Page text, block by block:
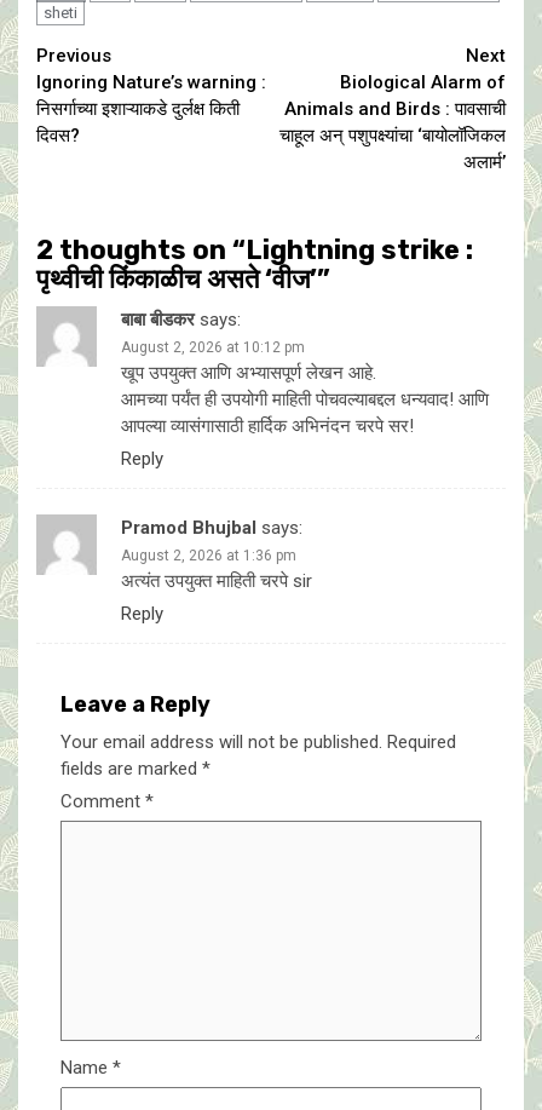
sheti
Continue
Reading
Previous
Ignoring Nature’s warning :
निसर्गाच्या इशाऱ्याकडे दुर्लक्ष किती
दिवस?
Next
Biological Alarm of
Animals and Birds : पावसाची
चाहूल अन् पशुपक्ष्यांचा ‘बायोलॉजिकल
अलार्म’
2 thoughts on “Lightning strike :
पृथ्वीची किंकाळीच असते ‘वीज’”
बाबा बीडकर says:
August 2, 2026 at 10:12 pm
खूप उपयुक्त आणि अभ्यासपूर्ण लेखन आहे.
आमच्या पर्यंत ही उपयोगी माहिती पोचवल्याबद्दल धन्यवाद! आणि
आपल्या व्यासंगासाठी हार्दिक अभिनंदन चरपे सर!
Reply
Pramod Bhujbal says:
August 2, 2026 at 1:36 pm
अत्यंत उपयुक्त माहिती चरपे sir
Reply
Leave a Reply
Your email address will not be published. Required
fields are marked *
Comment *
Name *